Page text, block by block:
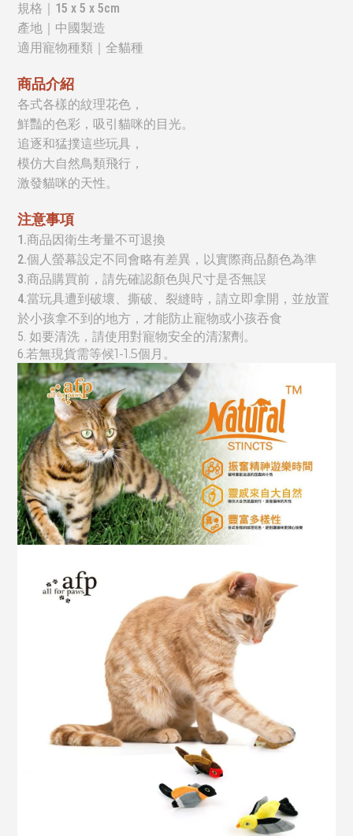
規格｜15 x 5 x 5cm
產地｜中國製造
適用寵物種類｜全貓種
商品介紹
各式各樣的紋理花色，
鮮豔的色彩，吸引貓咪的目光。
追逐和猛撲這些玩具，
模仿大自然鳥類飛行，
激發貓咪的天性。
注意事項
1.商品因衛生考量不可退換
2.個人螢幕設定不同會略有差異，以實際商品顏色為準
3.商品購買前，請先確認顏色與尺寸是否無誤
4.當玩具遭到破壞、撕破、裂縫時，請立即拿開，並放置
於小孩拿不到的地方，才能防止寵物或小孩吞食
5. 如要清洗，請使用對寵物安全的清潔劑。
6.若無現貨需等候1-1.5個月 。